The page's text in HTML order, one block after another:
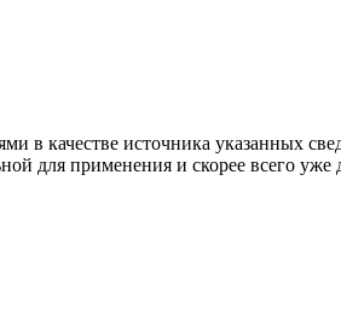
в качестве источника указанных
для применения и скорее всего уже